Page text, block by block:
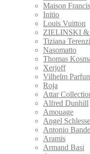
Maison
Initio
Louis Vuitton
ZIELINSKI &
Tiziana Terenzi
Nasomatto
Thomas
Xerjoff
Vilhelm
Roja
Attar
Alfred Dunhill
Amouage
Angel
Antonio
Aramis
Armand Basi